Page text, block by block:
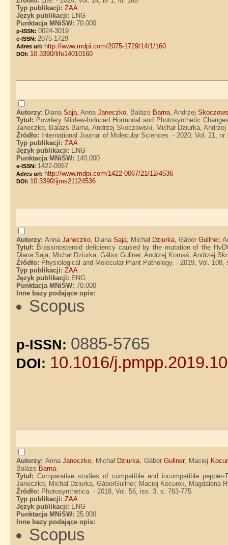
Typ publikacji:ZAA
Język publikacji: ENG
Punktacja MNiSW:70.000
p-ISSN:0024-3019
e-ISSN: 2075-1729
Adres url: http://www.mdpi.com/2075-1729/14/1/160
DOI: 10.3390/life14010160
Autorzy: DianaSaja, AnnaJaneczko, Balázs Barna, Andrzej
Tytuł: Powdery Mildew-Induced Hormonal and Photosynthetic
Janeczko, Balázs Barna, Andrzej Skoczowski, Michał Dziurka,
Źródło:
International Journal of Molecular Sciences. - 2020, Vol. 21, nr
Typ publikacji:ZAA
Język publikacji: ENG
Punktacja MNiSW: 140.000
e-ISSN: 1422-0067
Adres url: http://www.mdpi.com/1422-0067/21/12/4536
DOI: 10.3390/ijms21124536
Autorzy:AnnaJaneczko, DianaSaja, Michał Dziurka, GáborGullner,
Tytuł: Brassinosteroid deficiency caused by the mutation of the
Diana Saja, Michał Dziurka, Gábor Gullner, Andrzej Kornaś, Andrzej
Źródło: Physiological and Molecular Plant Pathology. - 2019, Vol. 108,
Typ publikacji:ZAA
Język publikacji: ENG
Punktacja MNiSW:70.000
Inne bazy podające opis:
Scopus
p-ISSN: 0885-5765
DOI: 10.1016/
Autorzy: AnnaJaneczko, Michał Dziurka, GáborGullner, Maciej
Balázs Barna.
Tytuł:Comparative studies of compatible and incompatible pepper-
Janeczko, Michał Dziurka, GáborGullner, Maciej Kocurek,
Źródło: Photosynthetica. - 2018, Vol. 56, iss. 3, s. 763-775
Typ publikacji:ZAA
Język publikacji: ENG
Punktacja MNiSW:25.000
Inne bazy podające opis:
Scopus